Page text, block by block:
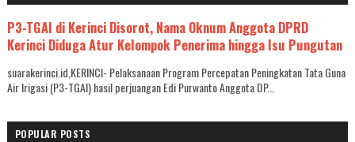
P3-TGAI di Kerinci Disorot, Nama Oknum Anggota DPRD
Kerinci Diduga Atur Kelompok Penerima hingga Isu Pungutan
suarakerinci.id,KERINCI- Pelaksanaan Program Percepatan Peningkatan Tata Guna
Air Irigasi (P3-TGAI) hasil perjuangan Edi Purwanto Anggota DP...
POPULAR POSTS